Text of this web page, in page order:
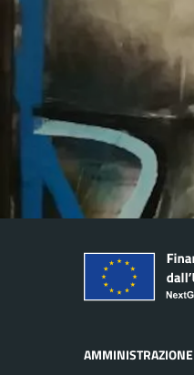
AMMINISTRAZIONE